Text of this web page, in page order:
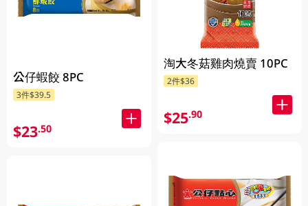
公仔蝦餃 8PC
3件$39.5
$23.50
淘大冬菇雞肉燒賣 10PC
2件$36
$25.90